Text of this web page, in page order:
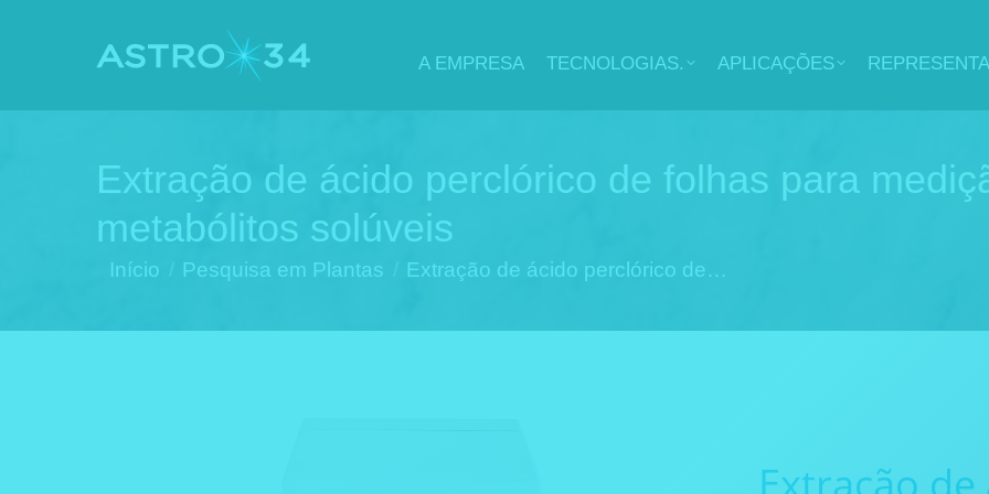
A EMPRESA TECNOLOGIAS. APLICAÇÕES
Extração de ácido perclórico de folhas para
metabólitos solúveis
Você está aqui:
Início Pesquisa em Plantas Extração de ácido perclórico de…